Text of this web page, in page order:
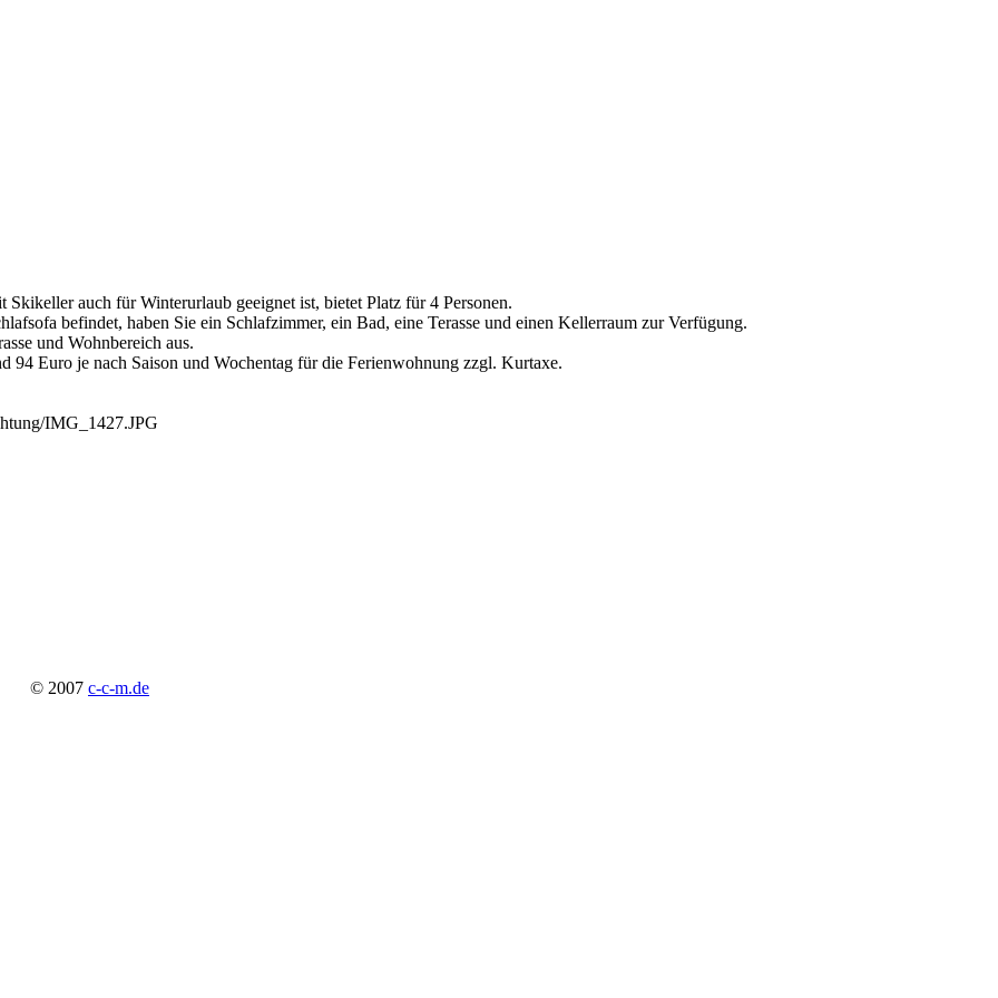
Skikeller auch für Winterurlaub geeignet ist, bietet Platz für 4 Personen.
befindet, haben Sie ein Schlafzimmer, ein Bad, eine Terasse und einen Kellerraum zur Verfügung.
und Wohnbereich aus.
94 Euro je nach Saison und Wochentag für die Ferienwohnung zzgl. Kurtaxe.
© 2007 c-c-m.de